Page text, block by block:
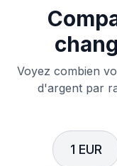
Voyez combien
d'argent par
1 EUR